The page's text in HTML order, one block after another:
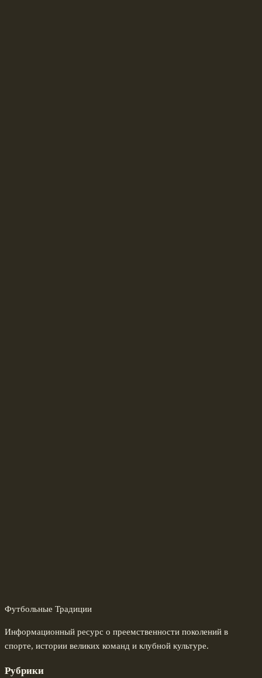
Футбольные Традиции
Информационный ресурс о преемственности поколений в
спорте, истории великих команд и клубной культуре.
Рубрики